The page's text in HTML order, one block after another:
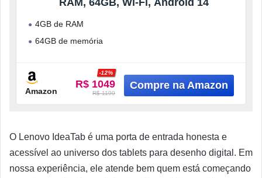
RAM, 64GB, Wi-Fi, Android 14
4GB de RAM
64GB de memória
WiFI 5
Bateria de 5100mAh
Amazon
R$ 1049
-12%
R$ 1199
O Lenovo IdeaTab é uma porta de entrada honesta e
acessível ao universo dos tablets para desenho digital. Em
nossa experiência, ele atende bem quem está começando